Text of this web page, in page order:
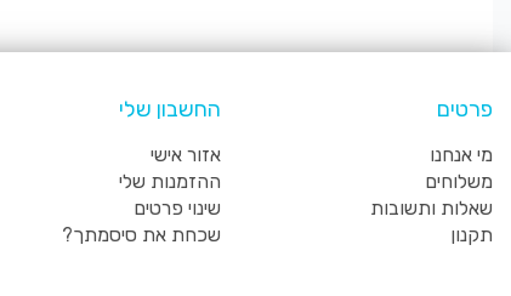
פרטים
מי אנחנו
משלוחים
שאלות ותשובות
תקנון
החשבון שלי
אזור אישי
ההזמנות שלי
שינוי פרטים
שכחת את סיסמתך?